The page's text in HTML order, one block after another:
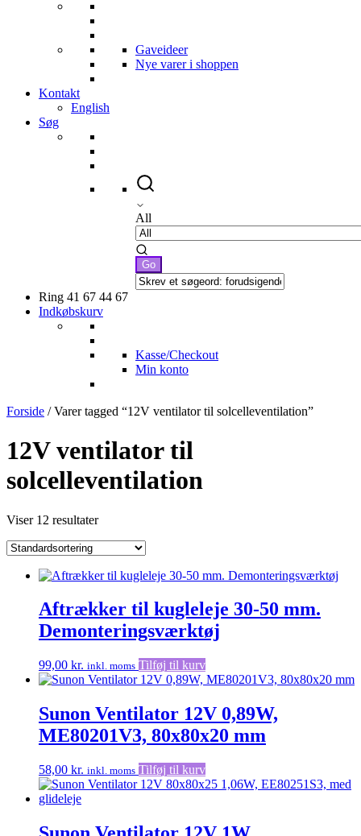
Gaveideer
Nye varer i shoppen
Kontakt
English
Søg
All
Ring 41 67 44 67
Indkøbskurv
Kasse/Checkout
Min konto
Forside / Varer tagged “12V ventilator til solcelleventilation”
12V ventilator til
solcelleventilation
Viser 12 resultater
Aftrækker til kugleleje 30-50 mm.
Demonteringsværktøj
99,00 kr. inkl. moms Tilføj til kurv
Sunon Ventilator 12V 0,89W,
ME80201V3, 80x80x20 mm
58,00 kr. inkl. moms Tilføj til kurv